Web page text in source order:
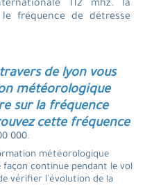
112 mhz. la
fréquence de détresse
de lyon vous
météorologique
sur la fréquence
cette fréquence
000.
météorologique
continue pendant le vol
vérifier l'évolution de la